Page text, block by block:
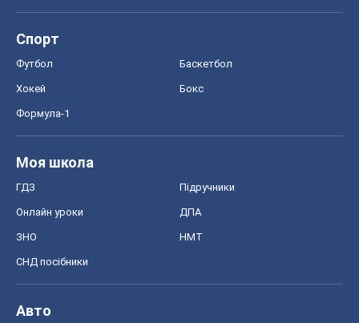
Спорт
Футбол Баскетбол
Хокей Бокс
Формула-1
Моя школа
ГДЗ Підручники
Онлайн уроки ДПА
ЗНО НМТ
СНД посібники
Авто